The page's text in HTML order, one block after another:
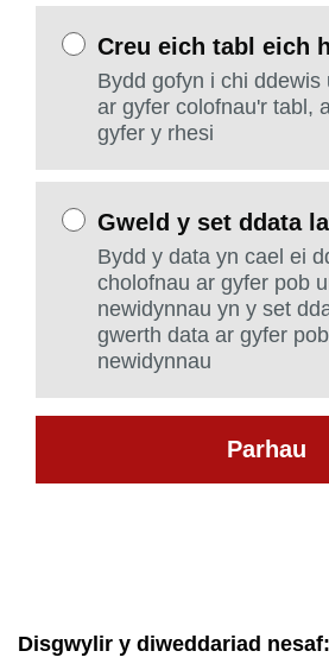
Creu eich tabl eich
Bydd gofyn i chi ddewis
ar gyfer colofnau'r tabl,
gyfer y rhesi
Gweld y set ddata
Bydd y data yn cael ei
cholofnau ar gyfer pob
newidynnau yn y set
gwerth data ar gyfer
newidynnau
Parhau
Disgwylir y diweddariad nesaf: